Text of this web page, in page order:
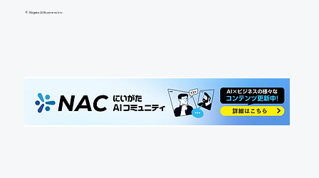
©︎ Niigata AI Business Inc.